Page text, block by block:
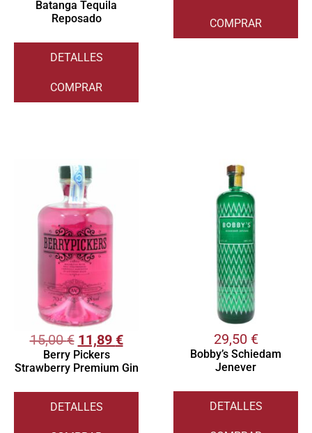
Batanga Tequila
Reposado
DETALLES
COMPRAR
COMPRAR
15,00€ 11,89 €
Berry Pickers
Strawberry Premium Gin
DETALLES
29,50 €
Bobby’s Schiedam
Jenever
DETALLES